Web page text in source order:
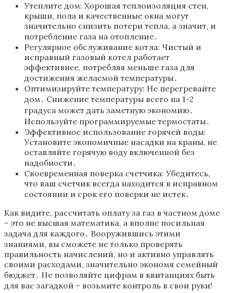
Утеплите дом: Хорошая теплоизоляция стен‚
крыши‚ пола и качественные окна могут
значительно снизить потери тепла‚ а значит‚ и
потребление газа на отопление․
Регулярное обслуживание котла: Чистый и
исправный газовый котел работает
эффективнее‚ потребляя меньше газа для
достижения желаемой температуры․
Оптимизируйте температуру: Не перегревайте
дом․ Снижение температуры всего на 1-2
градуса может дать заметную экономию․
Используйте программируемые термостаты․
Эффективное использование горячей воды:
Установите экономичные насадки на краны‚ не
оставляйте горячую воду включенной без
надобности․
Своевременная поверка счетчика: Убедитесь‚
что ваш счетчик всегда находится в исправном
состоянии и срок его поверки не истек․
Как видите‚ рассчитать оплату за газ в частном доме
– это не высшая математика‚ а вполне посильная
задача для каждого․ Вооружившись этими
знаниями‚ вы сможете не только проверять
правильность начислений‚ но и активно управлять
своими расходами‚ значительно экономя семейный
бюджет․ Не позволяйте цифрам в квитанциях быть
для вас загадкой – возьмите контроль в свои руки!